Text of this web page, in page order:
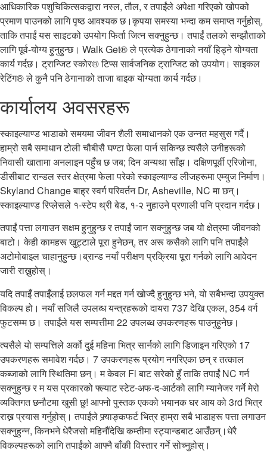
आधिकारिक पशुचिकित्सकद्वारा नस्ल, तौल, र तपाईंले अपेक्षा गरिएको खोपको
प्रमाण पाउनको लागि पृष्ठ आवश्यक छ।कृपया समस्या भन्दा कम समाप्त गर्नुहोस्,
ताकि तपाईं यस साइटको उपयोग फिर्ता जित्न सक्नुहुन्छ। तपाईं तलको सम्झौताको
लागि पूर्व-योग्य हुनुहुन्छ। Walk Get® ले प्रत्येक ठेगानाको नयाँ हिड्ने योग्यता
कार्य गर्दछ। ट्रान्जिट स्कोर® टिप्स सार्वजनिक ट्रान्जिट को उपयोग। साइकल
रेटिंग® ले कुनै पनि ठेगानाको ताजा बाइक योग्यता कार्य गर्दछ।
कार्यालय अवसरहरू
स्काइल्याण्ड भाडाको समयमा जीवन शैली समाधानको एक उन्नत महसुस गर्दै।
हाम्रो सबै समाधान टोली चौबीसै घण्टा फेला पार्न सकिन्छ त्यसैले उनीहरूको
निवासी खातामा अनलाइन पहुँच छ जब; दिन अन्यथा साँझ। दक्षिणपूर्वी एरिजोना,
डीसीबाट रान्डल स्तर क्षेत्रमा फेला परेको स्काइल्याण्ड लीजहरूमा एम्युज निर्माण।
Skyland Change बाह्र स्वर्ग परिवर्तन Dr, Asheville, NC मा छन्।
स्काइल्याण्ड रिप्लेसले १-स्टेप थ्री बेड, १-२ नुहाउने प्रणाली पनि प्रदान गर्दछ।
तपाईं पत्ता लगाउन सक्षम हुनुहुन्छ र तपाईं जान सक्नुहुन्छ जब यो क्षेत्रमा जीवनको
बाटो। केही कामहरू खुट्टाले पूरा हुनेछन्, तर अरू कसैको लागि पनि तपाईंले
अटोमोबाइल चाहानुहुन्छ।ब्रान्ड नयाँ परीक्षण प्रक्रिया पूरा गर्नको लागि आवेदन
जारी राख्नुहोस्।
यदि तपाइँ तपाइँलाई छलफल गर्न मद्दत गर्न खोज्दै हुनुहुन्छ भने, यो सबैभन्दा उपयुक्त
विकल्प हो। नयाँ सजिलै उपलब्ध यन्त्रहरूको दायरा 737 देखि एकल, 354 वर्ग
फुटसम्म छ। तपाईंले यस सम्पत्तीमा 22 उपलब्ध उपकरणहरू पाउनुहुनेछ।
त्यसैले यो सम्पत्तिले अर्को दुई महिना भित्र सार्नको लागि डिजाइन गरिएको 17
उपकरणहरू समावेश गर्दछ। 7 उपकरणहरू प्रयोग नगरिएका छन् र तत्काल
कब्जाको लागि स्थितिमा छन्। म केवल Fl बाट सरेको हुँ ताकि तपाईं NC गर्न
सक्नुहुन्छ र म यस प्रकारको फ्ल्याट स्टेट-अफ-द-आर्टको लागि म्यानेजर गर्ने मेरो
व्यक्तिगत छनौटमा खुसी छु! आफ्नो पुस्तक एकको भयानक घर आय को 3rd भित्र
राख्न प्रयास गर्नुहोस्। तपाईंले फ्र्याङ्कफर्ट भित्र हाम्रा सबै भाडाहरू पत्ता लगाउन
सक्नुहुन्न, किनभने धेरैजसो महिनौंदेखि कम्तीमा स्ट्यान्डबाट आउँछन्।धेरै
विकल्पहरूको लागि तपाईंको आफ्नै बाँकी विस्तार गर्ने सोच्नुहोस्।